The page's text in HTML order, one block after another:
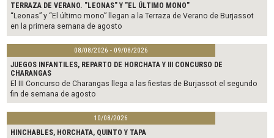
TERRAZA DE VERANO. "LEONAS" Y "EL ÚLTIMO MONO"
“Leonas” y “El último mono” llegan a la Terraza de Verano de Burjassot
en la primera semana de agosto
08/08/2026 - 09/08/2026
JUEGOS INFANTILES, REPARTO DE HORCHATA Y III CONCURSO DE
CHARANGAS
El III Concurso de Charangas llega a las fiestas de Burjassot el segundo
fin de semana de agosto
10/08/2026
HINCHABLES, HORCHATA, QUINTO Y TAPA